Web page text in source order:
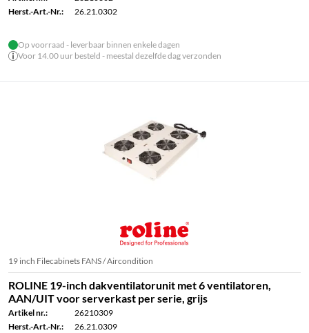
Herst.-Art.-Nr.:
26.21.0302
Op voorraad - leverbaar binnen enkele dagen
Voor 14.00 uur besteld - meestal dezelfde dag verzonden
19 inch Filecabinets FANS / Aircondition
ROLINE 19-inch dakventilatorunit met 6 ventilatoren,
AAN/UIT voor serverkast per serie, grijs
Artikel nr.:
26210309
Herst.-Art.-Nr.:
26.21.0309